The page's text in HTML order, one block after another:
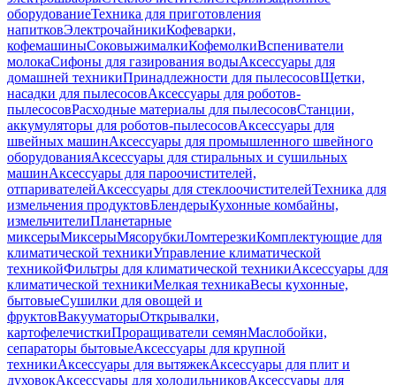
оборудованиеТехника для приготовления
напитковЭлектрочайникиКофеварки,
кофемашиныСоковыжималкиКофемолкиВспениватели
молокаСифоны для газирования водыАксессуары для
домашней техникиПринадлежности для пылесосовЩетки,
насадки для пылесосовАксессуары для роботов-
пылесосовРасходные материалы для пылесосовСтанции,
аккумуляторы для роботов-пылесосовАксессуары для
швейных машинАксессуары для промышленного швейного
оборудованияАксессуары для стиральных и сушильных
машинАксессуары для пароочистителей,
отпаривателейАксессуары для стеклоочистителейТехника для
измельчения продуктовБлендерыКухонные комбайны,
измельчителиПланетарные
миксерыМиксерыМясорубкиЛомтерезкиКомплектующие для
климатической техникиУправление климатической
техникойФильтры для климатической техникиАксессуары для
климатической техникиМелкая техникаВесы кухонные,
бытовыеСушилки для овощей и
фруктовВакууматорыОткрывалки,
картофелечисткиПроращиватели семянМаслобойки,
сепараторы бытовыеАксессуары для крупной
техникиАксессуары для вытяжекАксессуары для плит и
духовокАксессуары для холодильниковАксессуары для